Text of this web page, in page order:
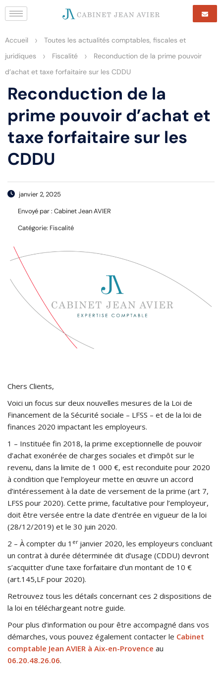
Accueil >
Toutes les actualités comptables, fiscales et
juridiques
> Fiscalité >
Reconduction de la prime pouvoir
d’achat et taxe forfaitaire sur les CDDU
Reconduction de la
prime pouvoir d’achat et
taxe forfaitaire sur les
CDDU
janvier 2, 2025
Envoyé par : Cabinet Jean AVIER
Catégorie: Fiscalité
Chers Clients,
Voici un focus sur deux nouvelles mesures de la Loi de
Financement de la Sécurité sociale – LFSS – et de la loi de
finances 2020 impactant les employeurs.
1 – Instituée fin 2018, la prime exceptionnelle de pouvoir
d’achat exonérée de charges sociales et d’impôt sur le
revenu, dans la limite de 1 000 €, est reconduite pour 2020
à condition que l’employeur mette en œuvre un accord
d’intéressement à la date de versement de la prime (art 7,
LFSS pour 2020). Cette prime, facultative pour l’employeur,
doit être versée entre la date d’entrée en vigueur de la loi
(28/12/2019) et le 30 juin 2020.
2 – À compter du 1 er janvier 2020, les employeurs concluant
un contrat à durée déterminée dit d’usage (CDDU) devront
s’acquitter d’une taxe forfaitaire d’un montant de 10 €
(art.145,LF pour 2020).
Retrouvez tous les détails concernant ces 2 dispositions de
la loi en téléchargeant notre guide.
Pour plus d’information ou pour être accompagné dans vos
démarches, vous pouvez également contacter le Cabinet
comptable Jean AVIER à Aix-en-Provence au
06.20.48.26.06.